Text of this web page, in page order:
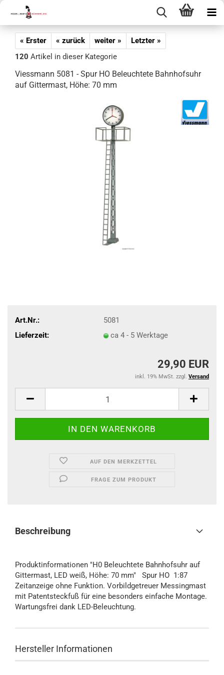
« Erster « zurück weiter »
Letzter »
120 Artikel in dieser Kategorie
Viessmann 5081 - Spur HO Beleuchtete Bahnhofsuhr
auf Gittermast, Höhe: 70 mm
Art.Nr.:
5081
Lieferzeit:
ca 4 - 5 Werktage
29,90 EUR
inkl. 19% MwSt. zzgl. Versand
AUF DEN MERKZETTEL
FRAGE ZUM PRODUKT
Beschreibung
Produktinformationen "H0 Beleuchtete Bahnhofsuhr auf
Gittermast, LED weiß, Höhe: 70 mm" Spur HO 1:87
Zeitanzeige ohne Funktion. Vorbildgetreuer Messingmast
mit Patentsteckfuß für eine besonders einfache Montage.
Wartungsfrei dank LED-Beleuchtung.
Hersteller Informationen